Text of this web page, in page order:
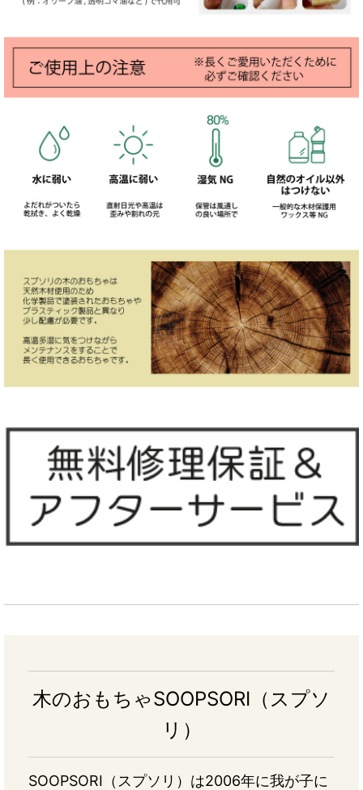
木のおもちゃSOOPSORI（スプソ
リ）
SOOPSORI（スプソリ）は2006年に我が子に